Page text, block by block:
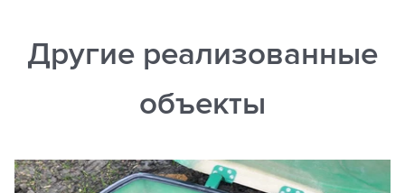
Другие реализованные
объекты